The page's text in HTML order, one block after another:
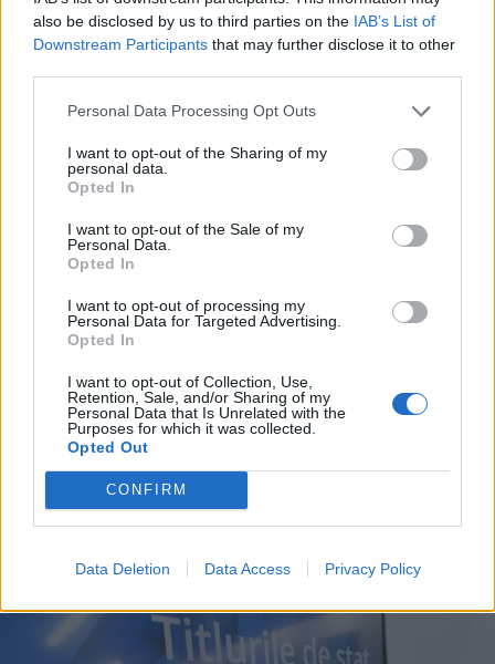
also be disclosed by us to third parties on the IAB’s List of
Downstream Participants that may further disclose it to other
Personal Data Processing Opt Outs
I want to opt-out of the Sharing of my
personal data.
Opted In
I want to opt-out of the Sale of my
Personal Data.
Opted In
I want to opt-out of processing my
Personal Data for Targeted Advertising.
Opted In
I want to opt-out of Collection, Use,
Retention, Sale, and/or Sharing of my
Personal Data that Is Unrelated with the
Purposes for which it was collected.
Opted Out
CONFIRM
Data Deletion Data Access Privacy Policy
2026. augusztus 07., péntek
Hetek óta először csökkent az
üzemanyagok ára